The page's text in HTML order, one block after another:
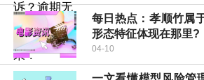
每日热点：​孝顺竹属
形态特征体现在那里?
04-10